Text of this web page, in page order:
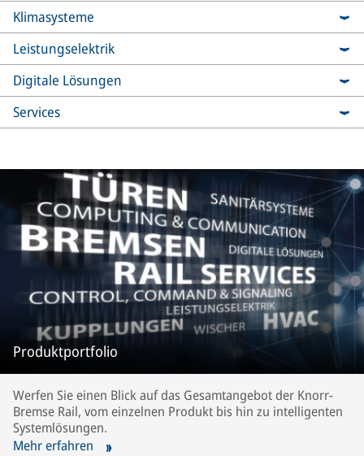
Klimasysteme
Leistungselektrik
Digitale Lösungen
Services
Produktportfolio
Werfen Sie einen Blick auf das Gesamtangebot der Knorr-
Bremse Rail, vom einzelnen Produkt bis hin zu intelligenten
Systemlösungen.
Mehr erfahren